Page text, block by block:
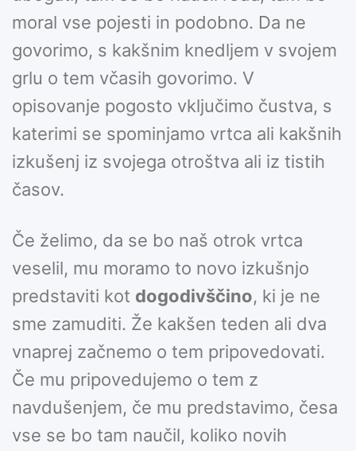
moral vse pojesti in podobno. Da ne
govorimo, s kakšnim knedljem v svojem
grlu o tem včasih govorimo. V
opisovanje pogosto vključimo čustva, s
katerimi se spominjamo vrtca ali kakšnih
izkušenj iz svojega otroštva ali iz tistih
časov.
Če želimo, da se bo naš otrok vrtca
veselil, mu moramo to novo izkušnjo
predstaviti kot dogodivščino, ki je ne
sme zamuditi. Že kakšen teden ali dva
vnaprej začnemo o tem pripovedovati.
Če mu pripovedujemo o tem z
navdušenjem, če mu predstavimo, česa
vse se bo tam naučil, koliko novih